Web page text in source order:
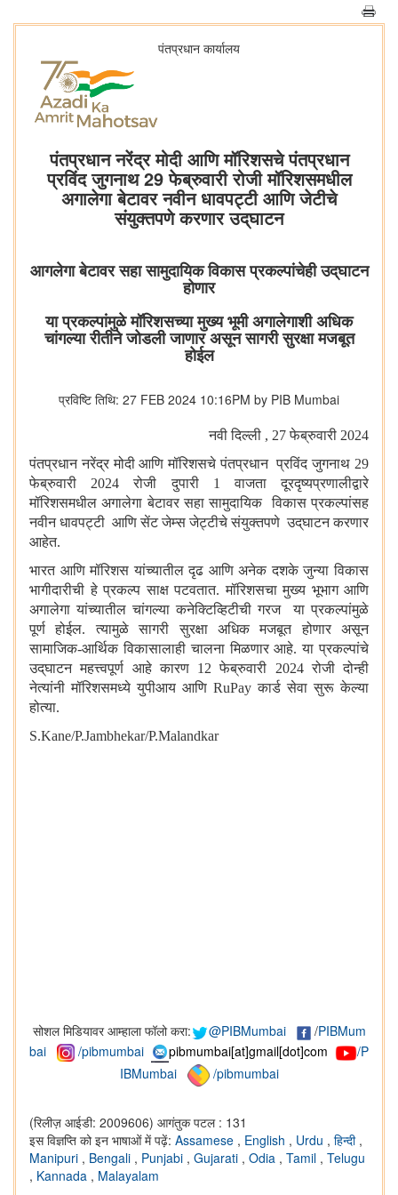
पंतप्रधान कार्यालय
पंतप्रधान नरेंद्र मोदी आणि मॉरिशसचे पंतप्रधान
प्रविंद जुगनाथ 29 फेब्रुवारी रोजी मॉरिशसमधील
अगालेगा बेटावर नवीन धावपट्टी आणि जेटीचे
संयुक्तपणे करणार उद्‌घाटन
आगलेगा बेटावर सहा सामुदायिक विकास प्रकल्पांचेही उद्‌घाटन
होणार
या प्रकल्पांमुळे मॉरिशसच्या मुख्य भूमी अगालेगाशी अधिक
चांगल्या रीतीने जोडली जाणार असून सागरी सुरक्षा मजबूत
होईल
प्रविष्टि तिथि: 27 FEB 2024 10:16PM by PIB Mumbai
नवी दिल्ली , 27 फेब्रुवारी 2024
पंतप्रधान नरेंद्र मोदी आणि मॉरिशसचे पंतप्रधान प्रविंद जुगनाथ 29
फेब्रुवारी 2024 रोजी दुपारी 1 वाजता दूरदृष्यप्रणालीद्वारे
मॉरिशसमधील अगालेगा बेटावर सहा सामुदायिक विकास प्रकल्पांसह
नवीन धावपट्टी आणि सेंट जेम्स जेट्टीचे संयुक्तपणे उद्‌घाटनकरणार
आहेत.
भारत आणि मॉरिशस यांच्यातील दृढ आणि अनेक दशके जुन्या विकास
भागीदारीची हे प्रकल्प साक्ष पटवतात. मॉरिशसचा मुख्य भूभाग आणि
अगालेगा यांच्यातील चांगल्या कनेक्टिव्हिटीची गरज या प्रकल्पांमुळे
पूर्ण होईल. त्यामुळे सागरी सुरक्षा अधिक मजबूत होणार असून
सामाजिक-आर्थिक विकासालाही चालना मिळणार आहे. या प्रकल्पांचे
उद्‌घाटनमहत्त्वपूर्ण आहे कारण 12 फेब्रुवारी 2024 रोजी दोन्ही
नेत्यांनी मॉरिशसमध्ये युपीआय आणि RuPayकार्ड सेवा सुरू केल्या
होत्या.
S.Kane/P.Jambhekar/P.Malandkar
सोशल मिडियावर आम्हाला फॉलो करा: @PIBMumbai /PIBMum
bai
/pibmumbai pibmumbai[at]gmail[dot]com
/P
IBMumbai
/pibmumbai
(रिलीज़ आईडी: 2009606) आगंतुक पटल : 131
इस विज्ञप्ति को इन भाषाओं में पढ़ें: Assamese , English , Urdu , हिन्दी ,
Manipuri , Bengali , Punjabi , Gujarati , Odia , Tamil , Telugu
, Kannada , Malayalam